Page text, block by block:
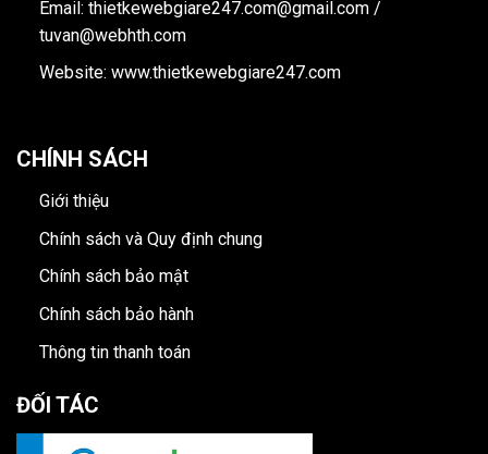
Email: thietkewebgiare247.com@gmail.com /
tuvan@webhth.com
Website: www.thietkewebgiare247.com
CHÍNH SÁCH
Giới thiệu
Chính sách và Quy định chung
Chính sách bảo mật
Chính sách bảo hành
Thông tin thanh toán
ĐỐI TÁC